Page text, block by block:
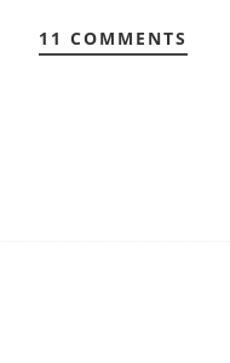
11 COMMENTS